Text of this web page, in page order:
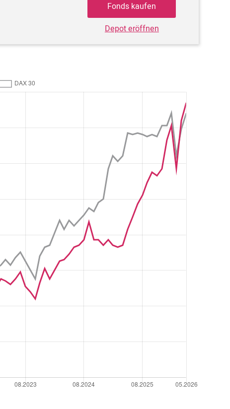
Fonds kaufen
Depot eröffnen